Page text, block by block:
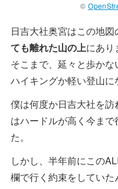
©
日吉大社奥宮はこの地図
ても離れた山の上にあり
そこまで、延々と歩か
ハイキングか軽い登山に
僕は何度か日吉大社を
はハードルが高く今ま
た。
しかし、半年前にこの
欄で行く約束をしていた